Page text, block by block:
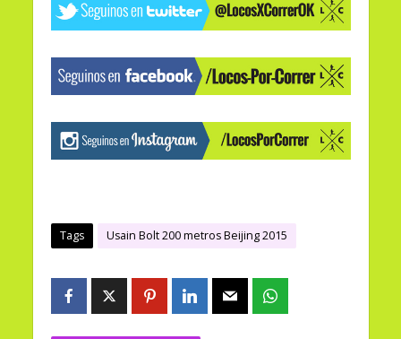
Tags Usain Bolt 200 metros Beijing 2015